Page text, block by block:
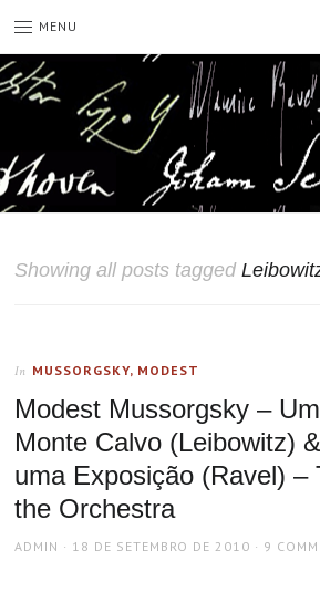
MENU
Showing all posts tagged
In MUSSORGSKY, MODEST
Modest Mussorgsky –
Monte Calvo (Leibowitz)
uma Exposição (Ravel) –
the Orchestra
AUTHOR
ADMIN
POSTED
18 DE SETEMBRO DE 2010 9